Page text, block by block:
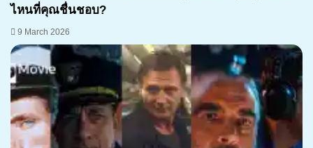
ไหนที่คุณชื่นชอบ?
9 March 2026